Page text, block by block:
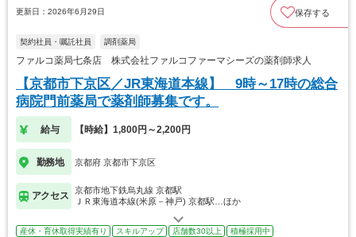
更新日：2026年6月29日 保存する
契約社員・嘱託社員 調剤薬局
ファルコ薬局七条店 株式会社ファルコファーマシーズの薬剤師求人
【京都市下京区／JR東海道本線】 9時～17時の総合
病院門前薬局で薬剤師募集です。
給与 【時給】1,800円～2,200円
勤務地 京都府 京都市下京区
アクセス
京都市地下鉄烏丸線 京都駅
ＪＲ東海道本線(米原－神戸) 京都駅…ほか
産休・育休取得実績有り スキルアップ 店舗数30以上 積極採用中